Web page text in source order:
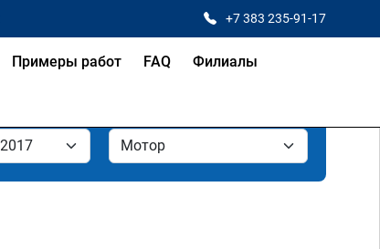
+7 383 235-91-17
Примеры работ FAQ Филиалы